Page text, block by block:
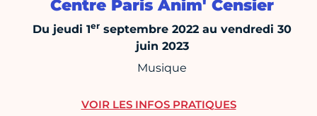
Centre Paris Anim' Censier
Du jeudi 1er septembre 2022 au vendredi 30
juin 2023
Musique
VOIR LES INFOS PRATIQUES